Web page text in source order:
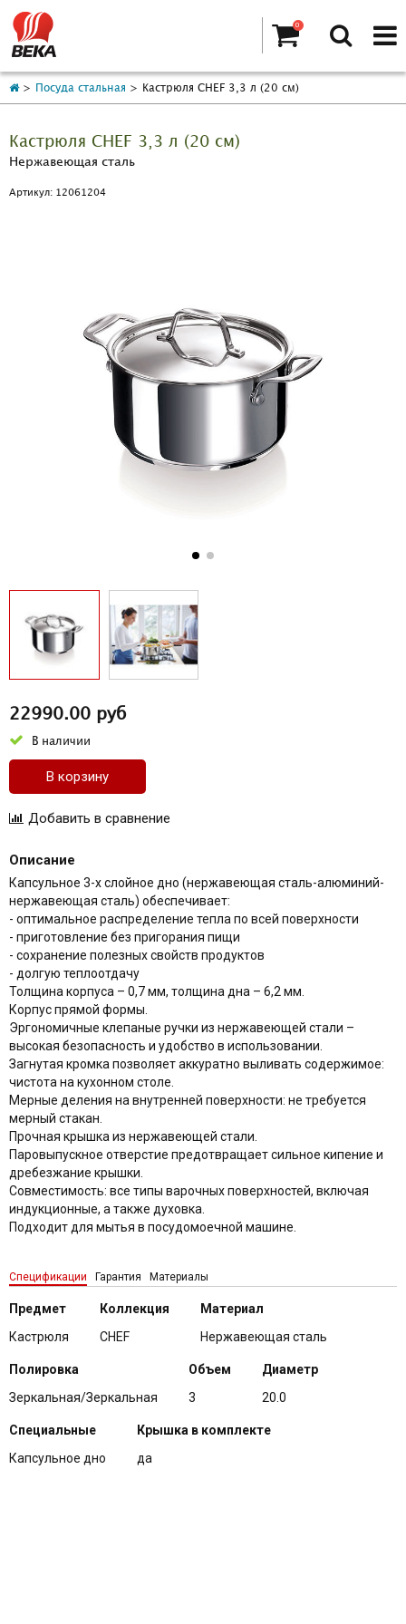
0
Посуда стальная Кастрюля CHEF 3,3 л (20 см)
Кастрюля CHEF 3,3 л (20 см)
Нержавеющая сталь
Артикул: 12061204
22990.00 руб
В наличии
В корзину
Описание
Капсульное 3-х слойное дно (нержавеющая сталь-алюминий-
нержавеющая сталь) обеспечивает:
- оптимальное распределение тепла по всей поверхности
- приготовление без пригорания пищи
- сохранение полезных свойств продуктов
- долгую теплоотдачу
Толщина корпуса – 0,7 мм, толщина дна – 6,2 мм.
Корпус прямой формы.
Эргономичные клепаные ручки из нержавеющей стали –
высокая безопасность и удобство в использовании.
Загнутая кромка позволяет аккуратно выливать содержимое:
чистота на кухонном столе.
Мерные деления на внутренней поверхности: не требуется
мерный стакан.
Прочная крышка из нержавеющей стали.
Паровыпускное отверстие предотвращает сильное кипение и
дребезжание крышки.
Совместимость: все типы варочных поверхностей, включая
индукционные, а также духовка.
Подходит для мытья в посудомоечной машине.
Спецификации Гарантия Материалы
Предмет
Кастрюля
Коллекция
CHEF
Материал
Нержавеющая сталь
Полировка
Зеркальная/Зеркальная
Объем
3
Диаметр
20.0
Специальные
Капсульное дно
Крышка в комплекте
да